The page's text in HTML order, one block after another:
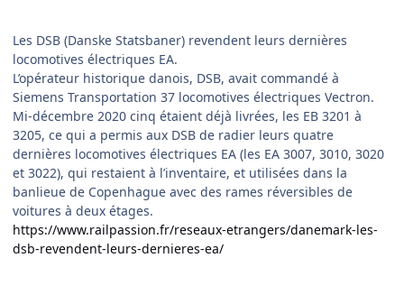
Les DSB (Danske Statsbaner) revendent leurs dernières
locomotives électriques EA.
L’opérateur historique danois, DSB, avait commandé à
Siemens Transportation 37 locomotives électriques Vectron.
Mi-décembre 2020 cinq étaient déjà livrées, les EB 3201 à
3205, ce qui a permis aux DSB de radier leurs quatre
dernières locomotives électriques EA (les EA 3007, 3010, 3020
et 3022), qui restaient à l’inventaire, et utilisées dans la
banlieue de Copenhague avec des rames réversibles de
voitures à deux étages.
https://www.railpassion.fr/reseaux-etrangers/danemark-les-
dsb-revendent-leurs-dernieres-ea/